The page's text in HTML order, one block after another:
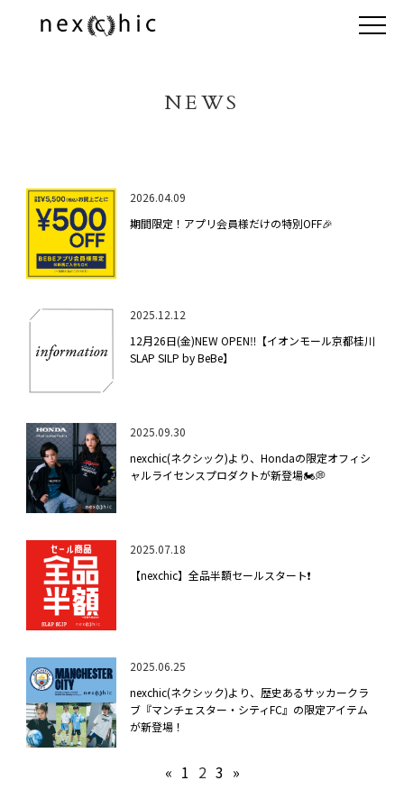
NEWS
2026.04.09
期間限定！アプリ会員様だけの特別OFF🎉
2025.12.12
12月26日(金)NEW OPEN‼️【イオンモール京都桂川
SLAP SILP by BeBe】
2025.09.30
nexchic(ネクシック)より、Hondaの限定オフィシ
ャルライセンスプロダクトが新登場🏍️💭
2025.07.18
【nexchic】全品半額セールスタート❗
2025.06.25
nexchic(ネクシック)より、歴史あるサッカークラ
ブ『マンチェスター・シティFC』の限定アイテム
が新登場！
« 1 2 3 »